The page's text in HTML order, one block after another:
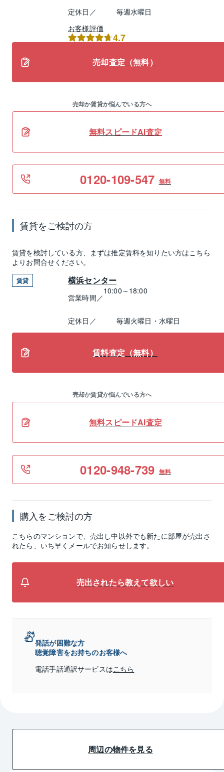
定休日／
毎週水曜日
お客様評価
4.7
売却査定（無料）
売却か賃貸か悩んでいる方へ
無料スピードAI査定
0120-109-547 無料
賃貸をご検討の方
賃貸を検討している方、まずは推定賃料を知りたい方はこちら
よりお問合せください。
賃貸 横浜センター
営業時間／
10:00～18:00
定休日／ 毎週火曜日・水曜日
賃料査定（無料）
売却か賃貸か悩んでいる方へ
無料スピードAI査定
0120-948-739 無料
購入をご検討の方
こちらのマンションで、売出し中以外でも新たに部屋が売出さ
れたら、いち早くメールでお知らせします。
売出されたら教えて欲しい
発話が困難な方
聴覚障害をお持ちのお客様へ
電話手話通訳サービスはこちら
周辺の物件を見る